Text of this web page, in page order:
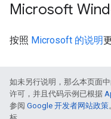
Microsoft
按照 Microsoft 的说明
如未另行说明，那么本页面
许可，并且代码示例已根据
参阅 Google 开发者网站政策